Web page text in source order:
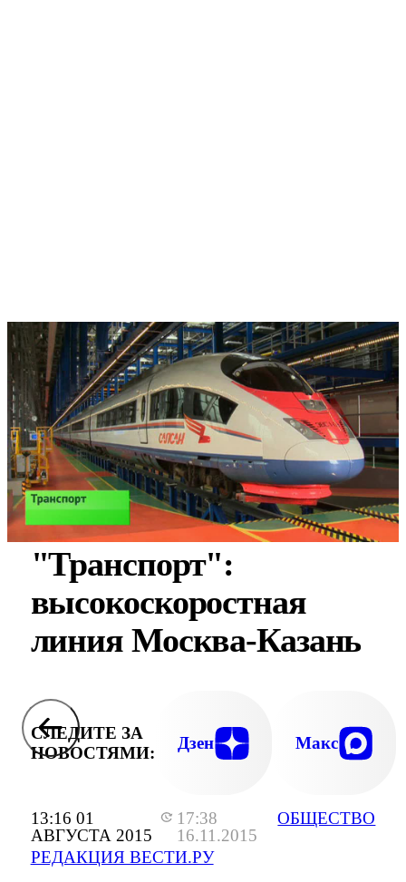
13:16 01
АВГУСТА 2015
17:38
16.11.2015
РЕДАКЦИЯ ВЕСТИ.РУ
ОБЩЕСТВО
"Транспорт":
высокоскоростная
линия Москва-Казань
СЛЕДИТЕ ЗА
НОВОСТЯМИ:
Дзен Макс